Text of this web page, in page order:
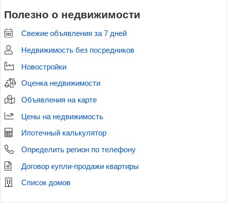
Полезно о недвижимости
Свежие объявления за 7 дней
Недвижимость без посредников
Новостройки
Оценка недвижимости
Объявления на карте
Цены на недвижимость
Ипотечный калькулятор
Определить регион по телефону
Договор купли-продажи квартиры
Список домов